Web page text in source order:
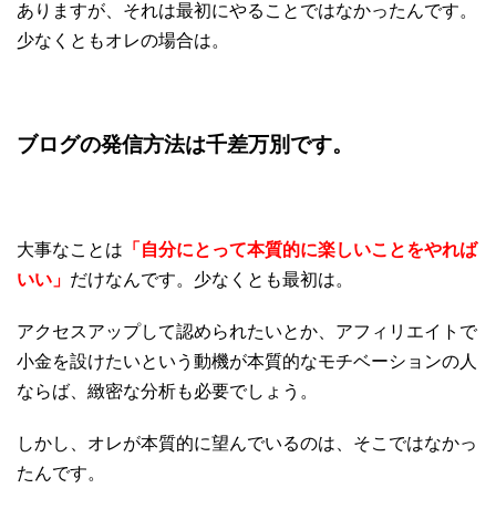
ありますが、それは最初にやることではなかったんです。
少なくともオレの場合は。
ブログの発信方法は千差万別です。
大事なことは 「自分にとって本質的に楽しいことをやれば
いい」 だけなんです。少なくとも最初は。
アクセスアップして認められたいとか、アフィリエイトで
小金を設けたいという動機が本質的なモチベーションの人
ならば、緻密な分析も必要でしょう。
しかし、オレが本質的に望んでいるのは、そこではなかっ
たんです。